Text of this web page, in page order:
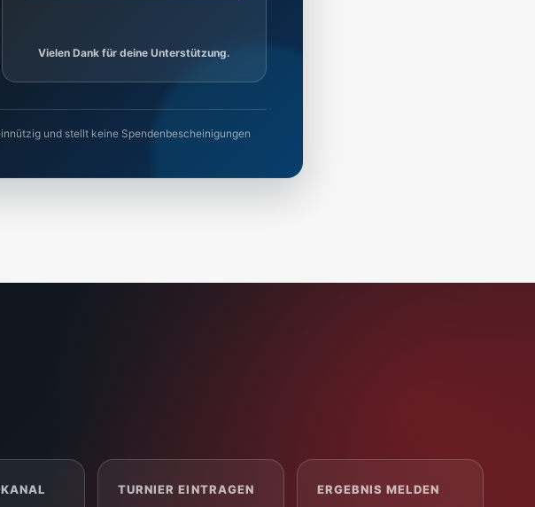
Vielen Dank für deine Unterstützung.
und stellt keine Spendenbescheinigungen
TURNIER EINTRAGEN ERGEBNIS MELDEN